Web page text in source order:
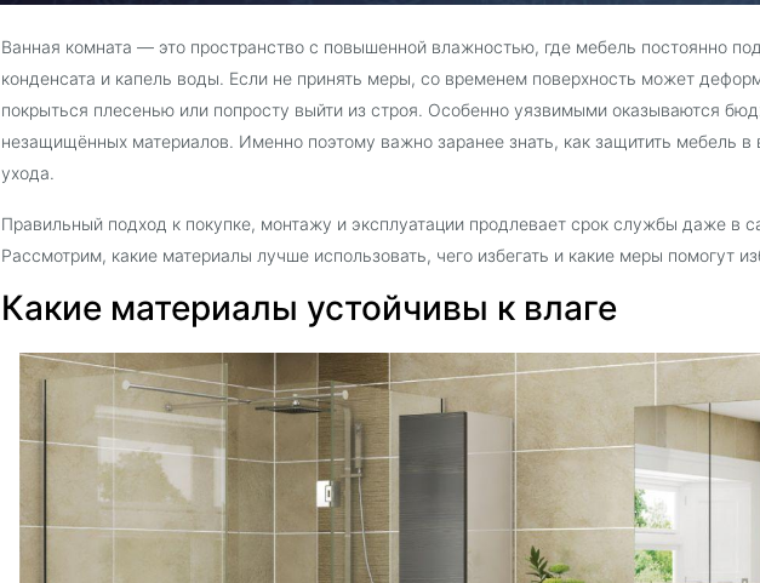
Ванная комната — это пространство с повышенной влажностью, где мебель постоянно
конденсата и капель воды. Если не принять меры, со временем поверхность может
покрыться плесенью или попросту выйти из строя. Особенно уязвимыми оказываются
незащищённых материалов. Именно поэтому важно заранее знать, как защитить мебель
ухода.
Правильный подход к покупке, монтажу и эксплуатации продлевает срок службы даже в
Рассмотрим, какие материалы лучше использовать, чего избегать и какие меры помогут
Какие материалы устойчивы к влаге